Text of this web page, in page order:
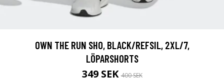
OWN THE RUN SHO, BLACK/REFSIL, 2XL/7,
LÖPARSHORTS
349 SEK400 SEK